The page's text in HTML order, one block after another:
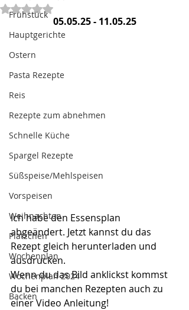
Frühstück
Hauptgerichte
Ostern
Pasta Rezepte
Reis
Rezepte zum abnehmen
Schnelle Küche
Spargel Rezepte
Süßspeise/Mehlspeisen
Vorspeisen
Weihnachten
Plätzchen
Wochenplan
Wochenplan 2024
Backen
Mit NaN von 5 Sternen bewertet.
05.05.25 - 11.05.25
Ich habe den Essensplan
abgeändert. Jetzt kannst du das
Rezept gleich herunterladen und
ausdrucken.
Wenn du das Bild anklickst kommst
du bei manchen Rezepten auch zu
einer Video Anleitung!